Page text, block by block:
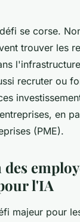
se corse.
trouver les
recruter ou
en
(PME).
l'IA
majeur pour